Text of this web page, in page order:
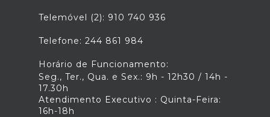
Telemóvel (2): 910 740 936
Telefone: 244 861 984
Horário de Funcionamento:
Seg., Ter., Qua. e Sex.: 9h - 12h30 / 14h -
17.30h
Atendimento Executivo : Quinta-Feira:
16h-18h